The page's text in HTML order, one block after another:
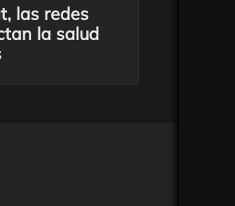
las redes
la salud